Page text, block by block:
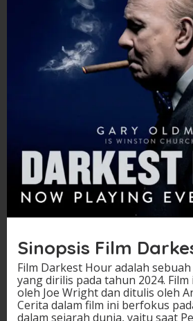
Sinopsis Film
Film Darkest Hour adalah
yang dirilis pada tahun 2024.
oleh Joe Wright dan ditulis oleh
Cerita dalam film ini berfokus
dalam sejarah dunia, yaitu saat